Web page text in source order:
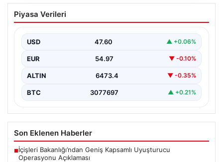
İzmir’de Baba-Oğul Cinayeti: Baba
Tutuklandı
67 yaşındaki Selçuk A., oğluna karşı çıkan…
Piyasa Verileri
USD 47.60 ▲ +0.06%
EUR 54.97 ▼ -0.10%
ALTIN 6473.4 ▼ -0.35%
BTC 3077697 ▲ +0.21%
Son Eklenen Haberler
■İçişleri Bakanlığı’ndan Geniş Kapsamlı Uyuşturucu
Operasyonu Açıklaması